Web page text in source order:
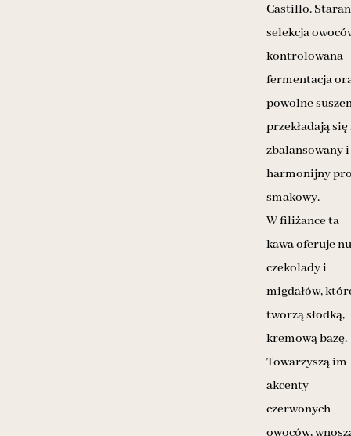
Castillo.
selekcja
kontrolowana
fermentacja
powolne
przekładają się
zbalansowany i
harmonijny
smakowy.
W filiżance ta
kawa oferuje
czekolady i
migdałów,
tworzą słodką,
kremową bazę.
Towarzyszą im
akcenty
czerwonych
owoców,